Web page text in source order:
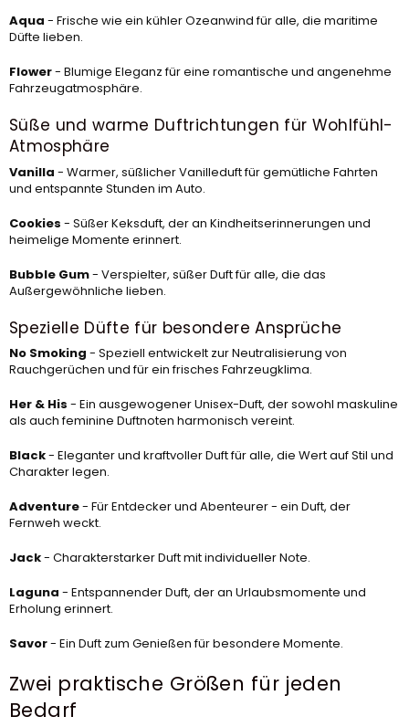
Aqua - Frische wie ein kühler Ozeanwind für alle, die maritime
Düfte lieben.
Flower- Blumige Eleganz für eine romantische und angenehme
Fahrzeugatmosphäre.
Süße und warme Duftrichtungen für Wohlfühl-
Atmosphäre
Vanilla - Warmer, süßlicher Vanilleduft für gemütliche Fahrten
und entspannte Stunden im Auto.
Cookies - Süßer Keksduft, der an Kindheitserinnerungen und
heimelige Momente erinnert.
Bubble Gum- Verspielter, süßer Duft für alle, die das
Außergewöhnliche lieben.
Spezielle Düfte für besondere Ansprüche
No Smoking - Speziell entwickelt zur Neutralisierung von
Rauchgerüchen und für ein frisches Fahrzeugklima.
Her & His - Ein ausgewogener Unisex-Duft, der sowohl maskuline
als auch feminine Duftnoten harmonisch vereint.
Black- Eleganter und kraftvoller Duft für alle, die Wert auf Stil und
Charakter legen.
Adventure- Für Entdecker und Abenteurer - ein Duft, der
Fernweh weckt.
Jack- Charakterstarker Duft mit individueller Note.
Laguna - Entspannender Duft, der an Urlaubsmomente und
Erholung erinnert.
Savor- Ein Duft zum Genießen für besondere Momente.
Zwei praktische Größen für jeden
Bedarf